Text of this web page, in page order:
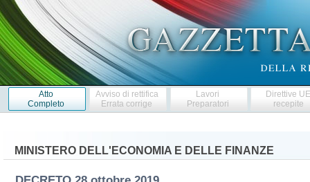
Atto
Completo
Avviso di rettifica
Errata corrige
Lavori
Preparatori
Direttive
recepite
MINISTERO DELL'ECONOMIA E DELLE FINANZE